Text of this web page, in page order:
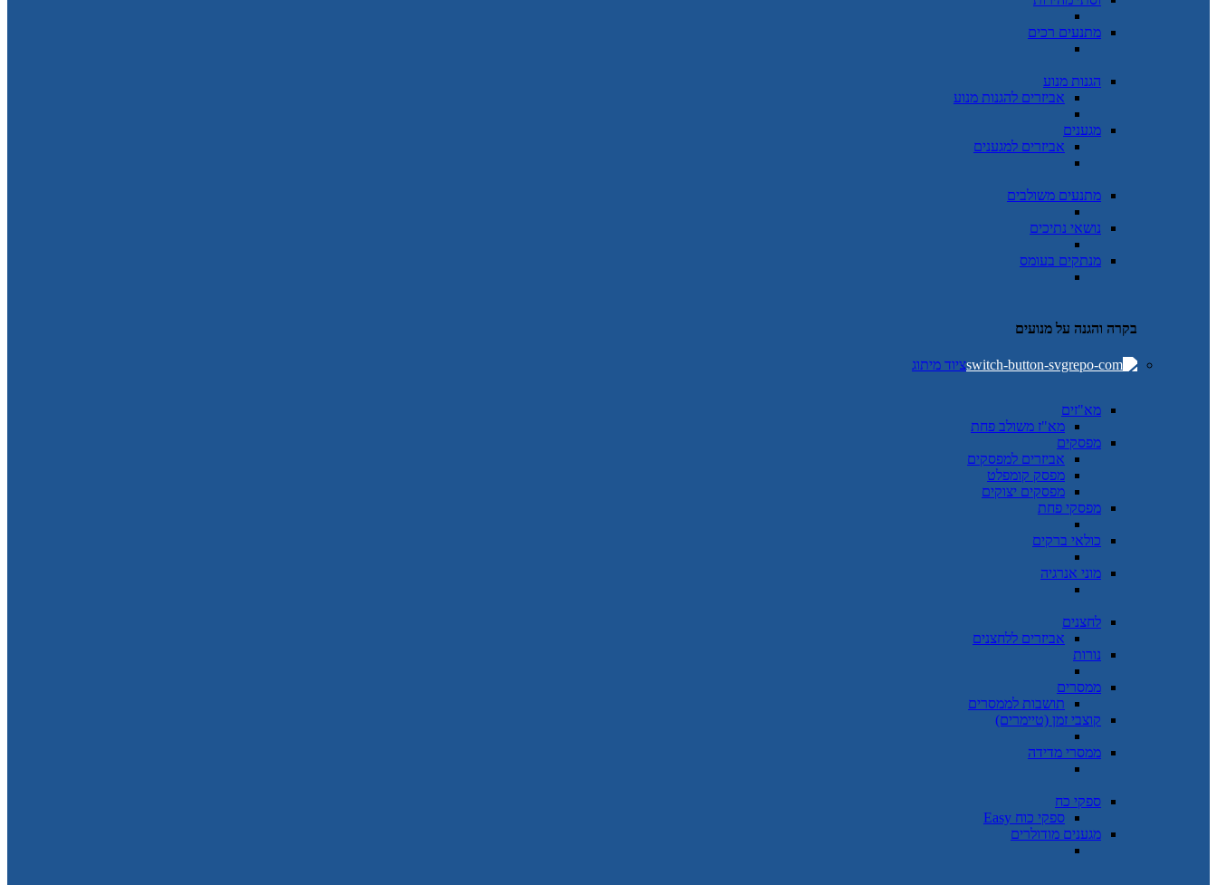
מתנעים רכים
הגנות מנוע
אביזרים להגנות מנוע
מגענים
אביזרים למגענים
מתנעים משולבים
נושאי נתיכים
מנתקים בעומס
בקרה והגנה על מנועים
ציוד מיתוג
מא"זים
מא"ז משולב פחת
מפסקים
אביזרים למפסקים
מפסק קומפלט
מפסקים יצוקים
מפסקי פחת
כולאי ברקים
מוני אנרגיה
לחצנים
אביזרים ללחצנים
נורות
ממסרים
תושבות לממסרים
קוצבי זמן (טיימרים)
ממסרי מדידה
ספקי כח
ספקי כוח Easy
מגענים מודולרים